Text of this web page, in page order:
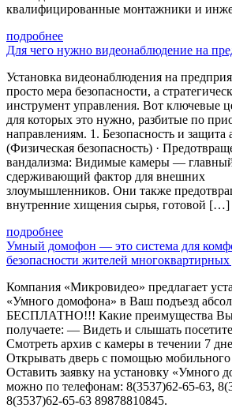
квалифицированные монтажники и
подробнее
Для чего нужно видеонаблюдение на
Установка видеонаблюдения на
просто мера безопасности, а
инструмент управления. Вот ключевые
для которых это нужно, разбитые по
направлениям. 1. Безопасность и защита
(Физическая безопасность) ·
вандализма: Видимые камеры —
сдерживающий фактор для внешних
злоумышленников. Они также
внутренние хищения сырья, готовой […]
подробнее
Умный домофон — это система для
безопасности жителей
Компания «Микровидео» предлагает
«Умного домофона» в Ваш подъезд
БЕСПЛАТНО!!! Какие преимущества Вы
получаете: — Видеть и слышать
Смотреть архив с камеры в течении 7
Открывать дверь с помощью мобильного
Оставить заявку на установку «Умного
можно по телефонам: 8(3537)62-65-63,
8(3537)62-65-63 89878810845.